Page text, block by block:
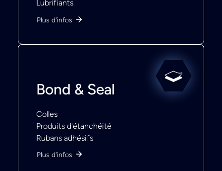
Lubrifiants
Plus d'infos
Bond & Seal
Colles
Produits d'étanchéité
Rubans adhésifs
Plus d'infos